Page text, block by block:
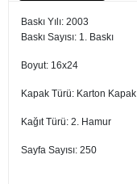
Baskı Yılı: 2003
Baskı Sayısı: 1. Baskı
Boyut: 16x24
Kapak Türü: Karton Kapak
Kağıt Türü: 2. Hamur
Sayfa Sayısı: 250